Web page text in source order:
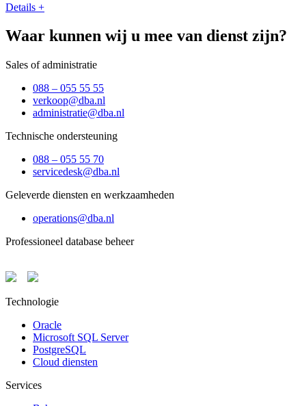
Details +
Waar kunnen wij u mee van dienst zijn?
Sales of administratie
088 – 055 55 55
verkoop@dba.nl
administratie@dba.nl
Technische ondersteuning
088 – 055 55 70
servicedesk@dba.nl
Geleverde diensten en werkzaamheden
operations@dba.nl
Professioneel database beheer
Technologie
Oracle
Microsoft SQL Server
PostgreSQL
Cloud diensten
Services